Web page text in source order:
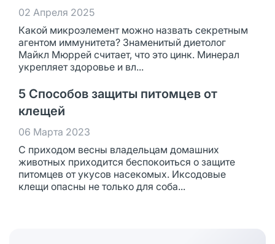
02 Апреля 2025
Какой микроэлемент можно назвать секретным
агентом иммунитета? Знаменитый диетолог
Майкл Мюррей считает, что это цинк. Минерал
укрепляет здоровье и вл...
5 Способов защиты питомцев от
клещей
06 Марта 2023
С приходом весны владельцам домашних
животных приходится беспокоиться о защите
питомцев от укусов насекомых. Иксодовые
клещи опасны не только для соба...